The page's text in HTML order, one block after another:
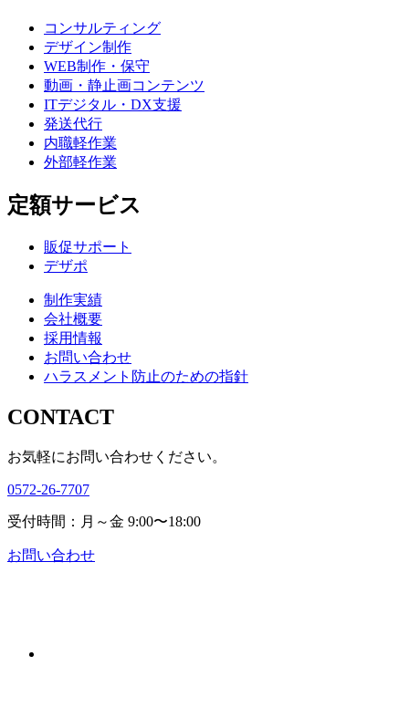
コンサルティング
デザイン制作
WEB制作・保守
動画・静止画コンテンツ
ITデジタル・DX支援
発送代行
内職軽作業
外部軽作業
定額サービス
販促サポート
デザポ
制作実績
会社概要
採用情報
お問い合わせ
ハラスメント防止のための指針
CONTACT
お気軽にお問い合わせください。
0572-26-7707
受付時間：月～金 9:00〜18:00
お問い合わせ